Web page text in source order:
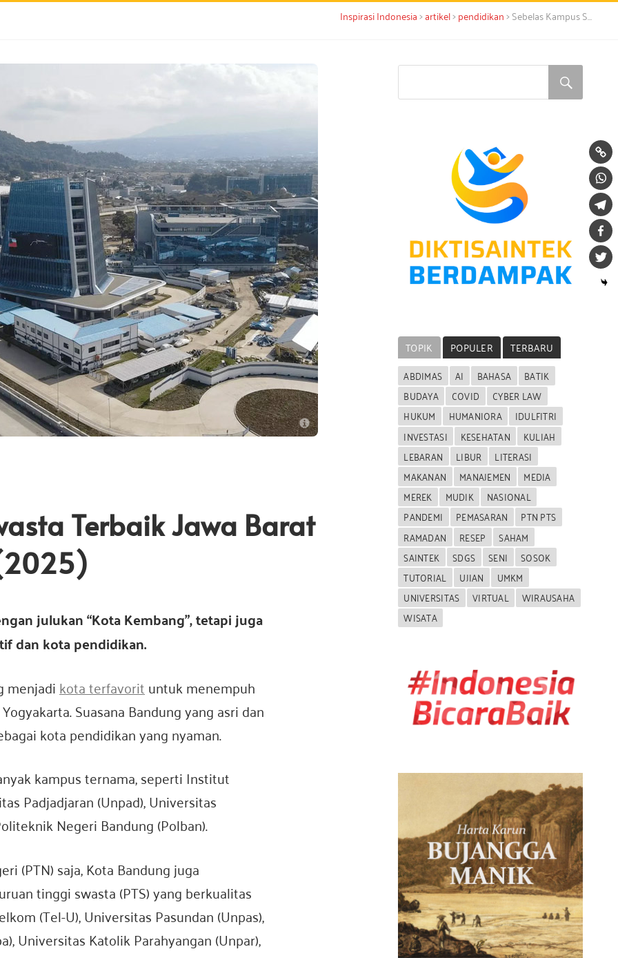
Inspirasi Indonesia>artikel>pendidikan> Sebelas Kampus Swasta Terbaik Jawa Barat Akreditasi Unggul (2025)
Terbaik Jawa Barat
julukan “Kota Kembang”, tetapi juga
dan kota pendidikan.
menjadikota terfavorituntuk menempuh
Suasana Bandung yang asri dan
kota pendidikan yang nyaman.
kampus ternama, seperti Institut
Padjadjaran (Unpad), Universitas
Negeri Bandung (Polban).
(PTN) saja, Kota Bandung juga
tinggi swasta (PTS) yang berkualitas
(Tel-U), Universitas Pasundan (Unpas),
Universitas Katolik Parahyangan (Unpar),
TOPIK POPULER
TERBARU
ABDIMAS
AI BAHASA
BATIK
BUDAYA
COVID
CYBER LAW
HUKUM
HUMANIORA
IDULFITRI
INVESTASI
KESEHATAN
KULIAH
LEBARAN
LIBUR
LITERASI
MAKANAN
MANAJEMEN
MEDIA
MEREK
MUDIK
NASIONAL
PANDEMI
PEMASARAN
PTN PTS
RAMADAN
RESEP
SAHAM
SAINTEK
SDGS SENI
SOSOK
TUTORIAL
UJIAN
UMKM
UNIVERSITAS
VIRTUAL
WIRAUSAHA
WISATA